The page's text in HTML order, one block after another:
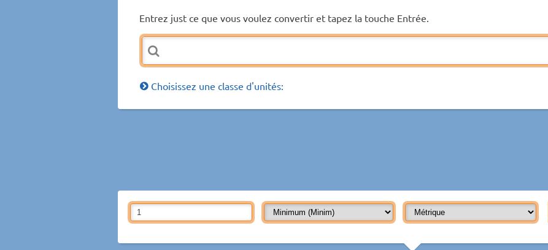
Entrez just ce que vous voulez convertir et tapez la touche Entrée.
Choisissez une classe d'unités: